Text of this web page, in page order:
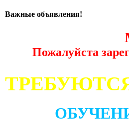
Важные объявления!
Пожалуйста